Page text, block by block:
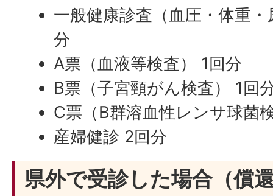
一般健康診査（血圧・体重
分
A票（血液等検査） 1回分
B票（子宮頸がん検査） 1回
C票（B群溶血性レンサ球菌
産婦健診 2回分
県外で受診した場合（償